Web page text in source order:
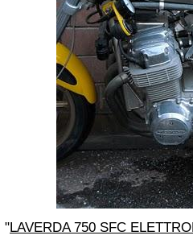
"LAVERDA 750 SFC